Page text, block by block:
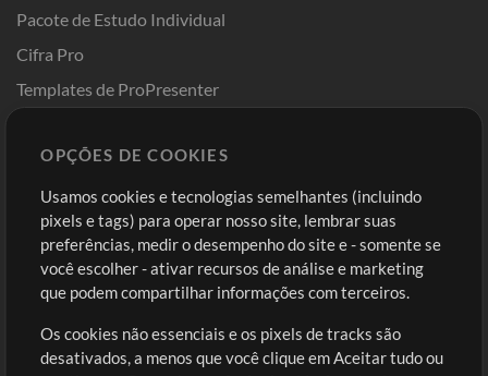
Pacote de Estudo Individual
Cifra Pro
Templates de ProPresenter
Comprar Créditos
Conteúdo Grátis
Solicite uma Música
Extras
Sessões
Entre
Cadastre-se
Ir ao carrinho
OPÇÕES DE COOKIES
Usamos cookies e tecnologias semelhantes (incluindo
pixels e tags) para operar nosso site, lembrar suas
preferências, medir o desempenho do site e - somente se
você escolher - ativar recursos de análise e marketing
que podem compartilhar informações com terceiros.
Os cookies não essenciais e os pixels de tracks são
desativados, a menos que você clique em Aceitar tudo ou